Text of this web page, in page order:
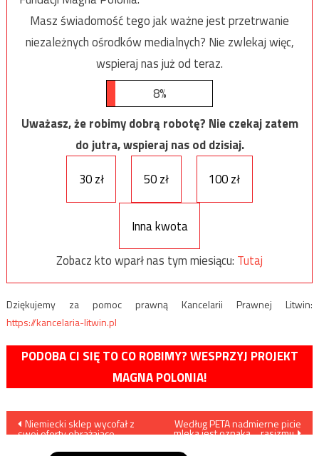
Masz świadomość tego jak ważne jest przetrwanie
niezależnych ośrodków medialnych? Nie zwlekaj więc,
wspieraj nas już od teraz.
8%
Uważasz, że robimy dobrą robotę? Nie czekaj zatem
do jutra, wspieraj nas od dzisiaj.
30 zł
50 zł 100 zł
Inna kwota
Zobacz kto wparł nas tym miesiącu: Tutaj
Dziękujemy za pomoc prawną Kancelarii Prawnej Litwin:
https://kancelaria-litwin.pl
PODOBA CI SIĘ TO CO ROBIMY? WESPRZYJ PROJEKT
MAGNA POLONIA!
Nawigacja
Niemiecki sklep wycofał z
swej oferty obrażające
Według PETA nadmierne picie
mleka jest oznaką… rasizmu